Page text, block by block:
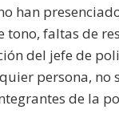
han
tono, faltas de
del jefe de
persona, no
de la